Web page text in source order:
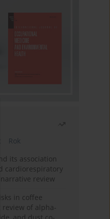
Rok
its association
cardiorespiratory
narrative review
in coffee
review of alpha-